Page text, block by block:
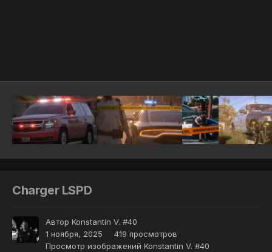
Charger LSPD
Автор Konstantin V. #40
1 ноября, 2025
419 просмотров
Просмотр изображений Konstantin V. #40